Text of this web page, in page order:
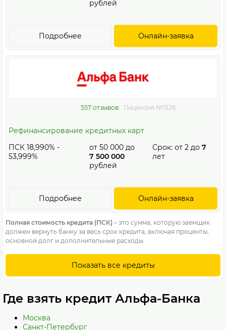
рублей
Онлайн-заявка
Подробнее
557 отзывов Лицензия №1326
Рефинансирование кредитных карт
ПСК 18,990% -
53,999%
от 50 000 до
7 500 000
рублей
Срок: от 2до 7
лет
Онлайн-заявка
Подробнее
Полная стоимость кредита (ПСК) – это сумма, которую заемщик
должен вернуть банку за весь срок кредита, включая проценты,
основной долг и дополнительные расходы.
Показать все кредиты
Где взять кредит Альфа-Банка
Москва
Санкт-Петербург